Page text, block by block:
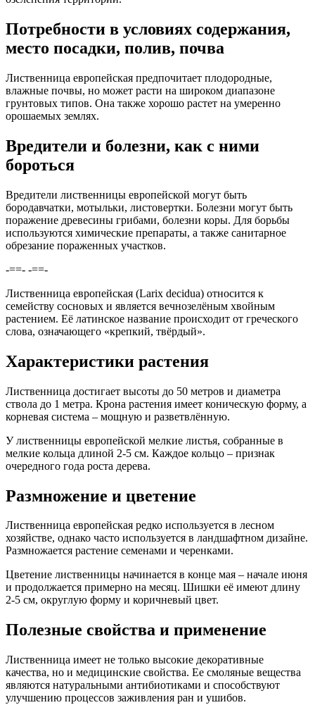
Потребности в условиях содержания,
место посадки, полив, почва
Лиственница европейская предпочитает плодородные,
влажные почвы, но может расти на широком диапазоне
грунтовых типов. Она также хорошо растет на умеренно
орошаемых землях.
Вредители и болезни, как с ними
бороться
Вредители лиственницы европейской могут быть
бородавчатки, мотыльки, листовертки. Болезни могут быть
поражение древесины грибами, болезни коры. Для борьбы
используются химические препараты, а также санитарное
обрезание пораженных участков.
-==- -==-
Лиственница европейская (Larix decidua) относится к
семейству сосновых и является вечнозелёным хвойным
растением. Её латинское название происходит от греческого
слова, означающего «крепкий, твёрдый».
Характеристики растения
Лиственница достигает высоты до 50 метров и диаметра
ствола до 1 метра. Крона растения имеет коническую форму, а
корневая система – мощную и разветвлённую.
У лиственницы европейской мелкие листья, собранные в
мелкие кольца длиной 2-5 см. Каждое кольцо – признак
очередного года роста дерева.
Размножение и цветение
Лиственница европейская редко используется в лесном
хозяйстве, однако часто используется в ландшафтном дизайне.
Размножается растение семенами и черенками.
Цветение лиственницы начинается в конце мая – начале июня
и продолжается примерно на месяц. Шишки её имеют длину
2-5 см, округлую форму и коричневый цвет.
Полезные свойства и применение
Лиственница имеет не только высокие декоративные
качества, но и медицинские свойства. Ее смоляные вещества
являются натуральными антибиотиками и способствуют
улучшению процессов заживления ран и ушибов.